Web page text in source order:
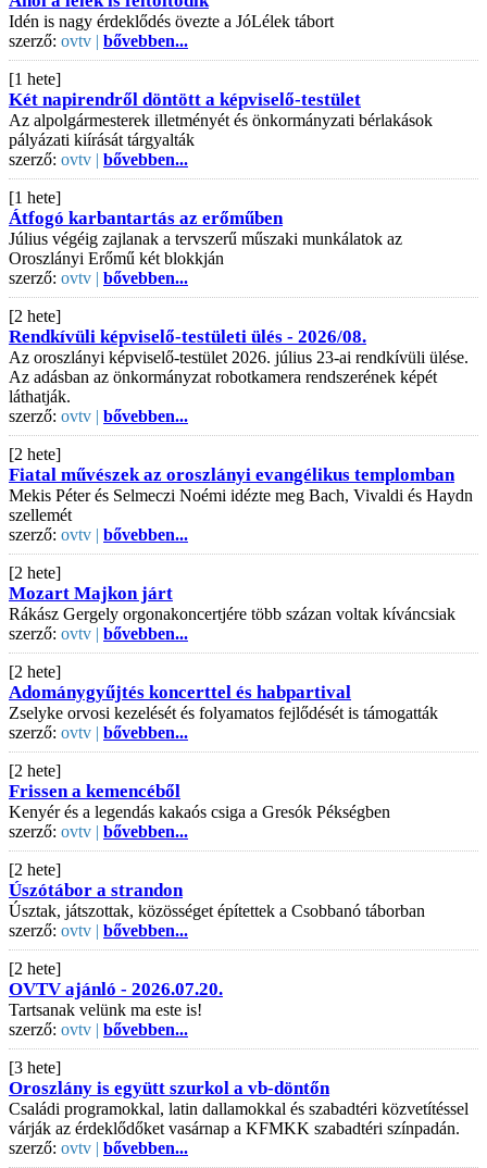
Idén is nagy érdeklődés övezte a JóLélek tábort
szerző: ovtv | bővebben...
[1 hete]
Két napirendről döntött a képviselő-testület
Az alpolgármesterek illetményét és önkormányzati bérlakások
pályázati kiírását tárgyalták
szerző: ovtv | bővebben...
[1 hete]
Átfogó karbantartás az erőműben
Július végéig zajlanak a tervszerű műszaki munkálatok az
Oroszlányi Erőmű két blokkján
szerző: ovtv | bővebben...
[2 hete]
Rendkívüli képviselő-testületi ülés - 2026/08.
Az oroszlányi képviselő-testület 2026. július 23-ai rendkívüli ülése.
Az adásban az önkormányzat robotkamera rendszerének képét
láthatják.
szerző: ovtv | bővebben...
[2 hete]
Fiatal művészek az oroszlányi evangélikus templomban
Mekis Péter és Selmeczi Noémi idézte meg Bach, Vivaldi és Haydn
szellemét
szerző: ovtv | bővebben...
[2 hete]
Mozart Majkon járt
Rákász Gergely orgonakoncertjére több százan voltak kíváncsiak
szerző: ovtv | bővebben...
[2 hete]
Adománygyűjtés koncerttel és habpartival
Zselyke orvosi kezelését és folyamatos fejlődését is támogatták
szerző: ovtv | bővebben...
[2 hete]
Frissen a kemencéből
Kenyér és a legendás kakaós csiga a Gresók Pékségben
szerző: ovtv | bővebben...
[2 hete]
Úszótábor a strandon
Úsztak, játszottak, közösséget építettek a Csobbanó táborban
szerző: ovtv | bővebben...
[2 hete]
OVTV ajánló - 2026.07.20.
Tartsanak velünk ma este is!
szerző: ovtv | bővebben...
[3 hete]
Oroszlány is együtt szurkol a vb-döntőn
Családi programokkal, latin dallamokkal és szabadtéri közvetítéssel
várják az érdeklődőket vasárnap a KFMKK szabadtéri színpadán.
szerző: ovtv | bővebben...